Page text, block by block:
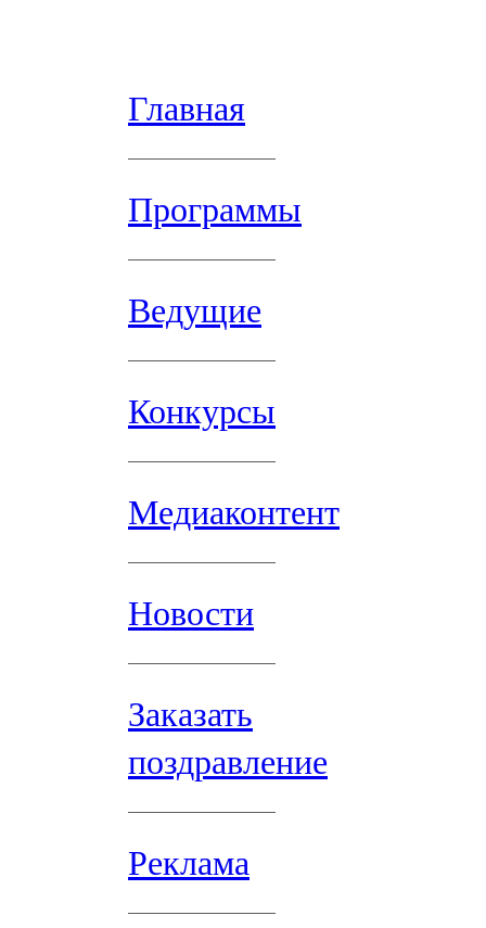
Главная
Программы
Ведущие
Конкурсы
Медиаконтент
Новости
Заказать
поздравление
Реклама